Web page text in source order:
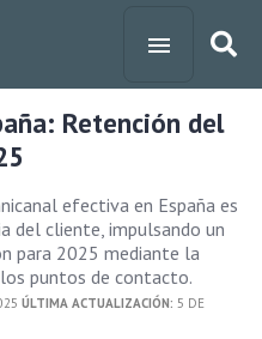
Retención del
efectiva en España es
del cliente, impulsando un
para 2025 mediante la
puntos de contacto.
ÚLTIMA ACTUALIZACIÓN: 5 DE